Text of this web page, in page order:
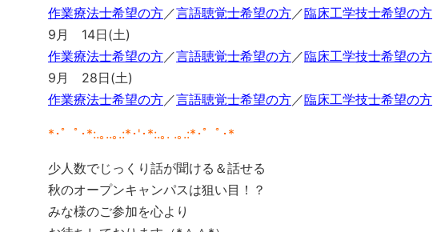
作業療法士希望の方 ／言語聴覚士希望の方 ／臨床工学技士希望の方
9月 14日(土)
作業療法士希望の方 ／言語聴覚士希望の方 ／臨床工学技士希望の方
9月 28日(土)
作業療法士希望の方 ／言語聴覚士希望の方 ／臨床工学技士希望の方
*･゜ﾟ･*:.｡..｡.:*･'･*:.｡. .｡.:*･゜ﾟ･*
少人数でじっくり話が聞ける＆話せる
秋のオープンキャンパスは狙い目！？
みな様のご参加を心より